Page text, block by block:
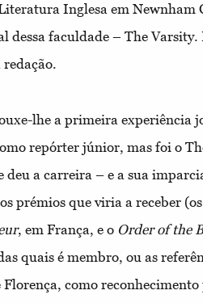
Inglesa em Newnham
dessa faculdade – The
redação.
lhe a primeira experiência
repórter júnior, mas foi o
deu a carreira – e a sua
prémios que viria a receber
, em França, e o Order of the
quais é membro, ou as
como